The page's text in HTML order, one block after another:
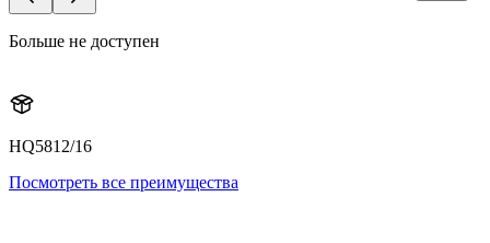
Больше не доступен
HQ5812/16
Посмотреть все преимущества